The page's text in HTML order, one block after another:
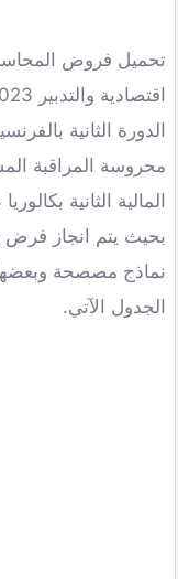
تحميل فروض المحاسبة
محروسة المراقبة
المالية الثانية
بحيث يتم انجاز
نماذج مصصحة
الجدول الآتي.